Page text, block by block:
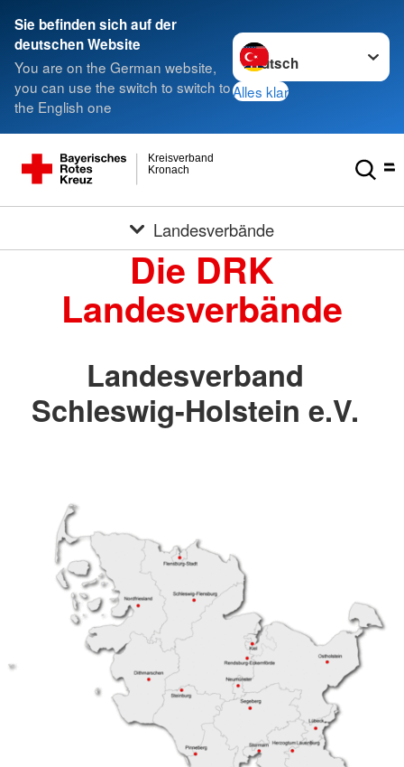
Sie befinden sich auf der
deutschen Website
You are on the German website,
you can use the switch to switch to
the English one
Sprache wechseln zu
Alles klar
Kronach
Kreisverband
Landesverbände
Die DRK
Landesverbände
Landesverband
Schleswig-Holstein e.V.